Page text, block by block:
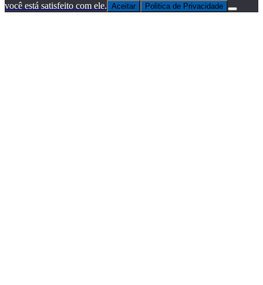
você está satisfeito com ele. Aceitar Politica de Privacidade